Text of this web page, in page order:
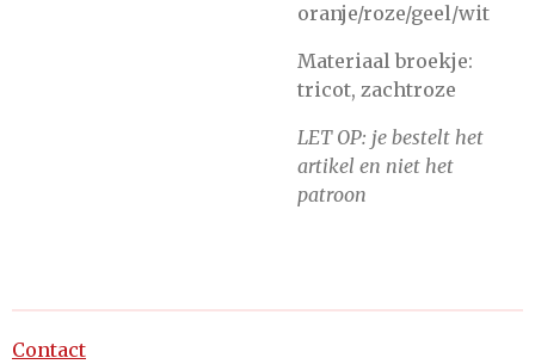
oranje/roze/geel/wit
Materiaal broekje:
tricot, zachtroze
LET OP: je bestelt het
artikel en niet het
patroon
Contact